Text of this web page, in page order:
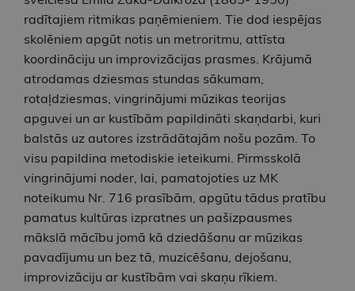
radītajiem ritmikas paņēmieniem. Tie dod iespējas
skolēniem apgūt notis un metroritmu, attīsta
koordināciju un improvizācijas prasmes. Krājumā
atrodamas dziesmas stundas sākumam,
rotaļdziesmas, vingrinājumi mūzikas teorijas
apguvei un ar kustībām papildināti skaņdarbi, kuri
balstās uz autores izstrādātajām nošu pozām. To
visu papildina metodiskie ieteikumi. Pirmsskolā
vingrinājumi noder, lai, pamatojoties uz MK
noteikumu Nr. 716 prasībām, apgūtu tādus pratību
pamatus kultūras izpratnes un pašizpausmes
mākslā mācību jomā kā dziedāšanu ar mūzikas
pavadījumu un bez tā, muzicēšanu, dejošanu,
improvizāciju ar kustībām vai skaņu rīkiem.